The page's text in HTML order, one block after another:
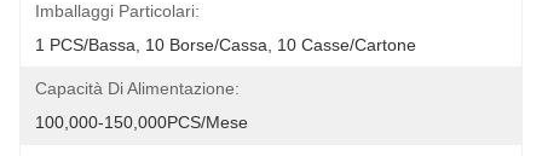
Imballaggi Particolari:
1 PCS/Bassa, 10 Borse/Cassa, 10 Casse/Cartone
Capacità Di Alimentazione:
100,000-150,000PCS/Mese